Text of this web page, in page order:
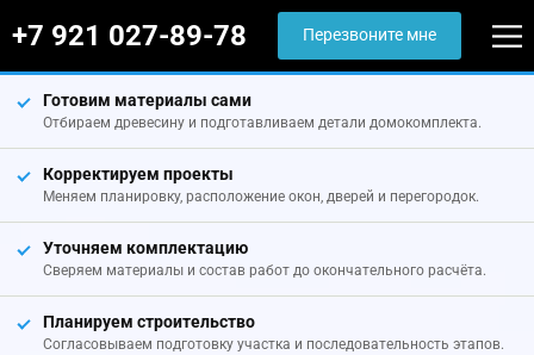
+7 921 027-89-78 Перезвоните мне
Готовим материалы сами
Отбираем древесину и подготавливаем детали домокомплекта.
Корректируем проекты
Меняем планировку, расположение окон, дверей и перегородок.
Уточняем комплектацию
Сверяем материалы и состав работ до окончательного расчёта.
Планируем строительство
Согласовываем подготовку участка и последовательность этапов.